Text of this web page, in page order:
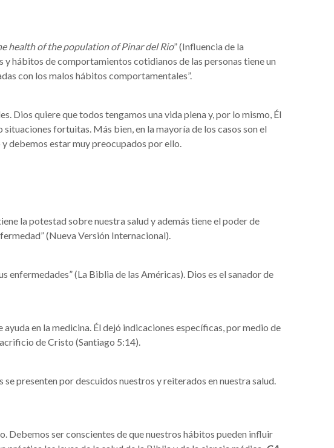
health of the population of Pinar del Rio” (Influencia de la
hábitos de comportamientos cotidianos de las personas tiene un
con los malos hábitos comportamentales”.
Dios quiere que todos tengamos una vida plena y, por lo mismo, Él
fortuitas. Más bien, en la mayoría de los casos son el
debemos estar muy preocupados por ello.
la potestad sobre nuestra salud y además tiene el poder de
(Nueva Versión Internacional).
enfermedades” (La Biblia de las Américas). Dios es el sanador de
en la medicina. Él dejó indicaciones específicas, por medio de
de Cristo (Santiago 5:14).
presenten por descuidos nuestros y reiterados en nuestra salud.
Debemos ser conscientes de que nuestros hábitos pueden influir